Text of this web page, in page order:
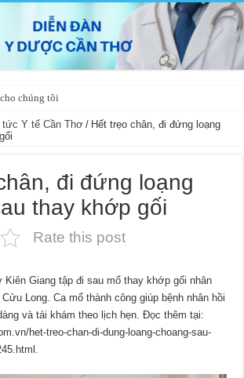
chúng tôi
tức Y tế Cần Thơ / Hết trẹo chân, đi đứng loạng
đi đứng loạng
thay khớp gối
Rate this post
Kiên Giang tập đi sau mổ thay khớp gối nhân
Long. Ca mổ thành công giúp bệnh nhân hồi
và tái khám theo lịch hẹn. Đọc thêm tại:
het-treo-chan-di-dung-loang-choang-sau-